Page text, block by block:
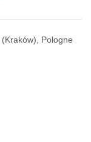
Pologne